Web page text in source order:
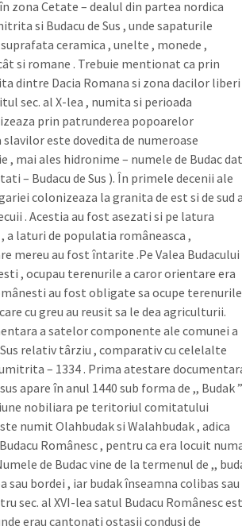
zona Cetate – dealul din partea nordica
si Budacu de Sus , unde sapaturile
ceramica , unelte , monede ,
si romane . Trebuie mentionat ca prin
dintre Dacia Romana si zona dacilor liberi
sec. al X-lea , numita si perioada
prin patrunderea popoarelor
este dovedita de numeroase
, mai ales hidronime – numele de Budac dat
– Budacu de Sus ). În primele decenii ale
colonizeaza la granita de est si de sud
. Acestia au fost asezati si pe latura
a laturi de populatia româneasca ,
mereu au fost întarite .Pe Valea Budacului
, ocupau terenurile a caror orientare era
au fost obligate sa ocupe terenurile
cu greu au reusit sa le dea agriculturii.
a satelor componente ale comunei a
Sus relativ târziu , comparativ cu celelalte
– 1334 . Prima atestare
apare în anul 1440 sub forma de ,, Budak ”
nobiliara pe teritoriul comitatului
numit Olahbudak si Walahbudak , adica
Românesc , pentru ca era locuit
de Budac vine de la termenul de ,,
sau bordei , iar budak înseamna colibas sau
sec. al XVI-lea satul Budacu Românesc
erau cantonati ostasii condusi de